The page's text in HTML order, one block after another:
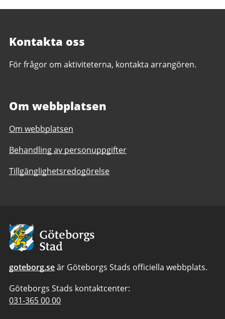
Kontakta oss
För frågor om aktiviteterna, kontakta arrangören.
Om webbplatsen
Om webbplatsen
Behandling av personuppgifter
Tillgänglighetsredogörelse
Avsändare
goteborg.seär Göteborgs Stads officiella webbplats.
Göteborgs Stads kontaktcenter:
Telefonnummer
031-365 00 00